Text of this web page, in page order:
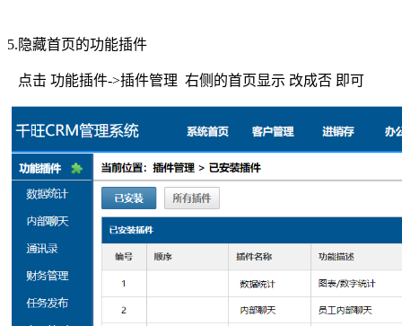
5.隐藏首页的功能插件
点击 功能插件->插件管理 右侧的首页显示 改成否 即可